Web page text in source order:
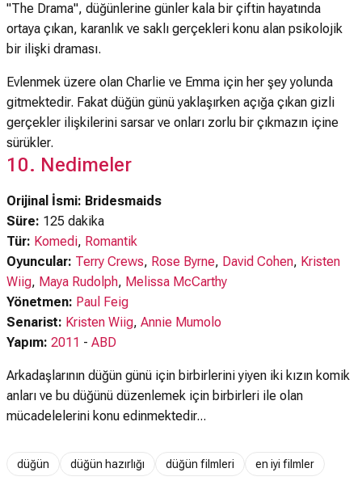
"The Drama", düğünlerine günler kala bir çiftin hayatında
ortaya çıkan, karanlık ve saklı gerçekleri konu alan psikolojik
bir ilişki draması.
Evlenmek üzere olan Charlie ve Emma için her şey yolunda
gitmektedir. Fakat düğün günü yaklaşırken açığa çıkan gizli
gerçekler ilişkilerini sarsar ve onları zorlu bir çıkmazın içine
sürükler.
10. Nedimeler
Orijinal İsmi: Bridesmaids
Süre: 125 dakika
Tür: Komedi, Romantik
Oyuncular: Terry Crews, Rose Byrne, David Cohen, Kristen
Wiig, Maya Rudolph, Melissa McCarthy
Yönetmen: Paul Feig
Senarist: Kristen Wiig, Annie Mumolo
Yapım: 2011 - ABD
Arkadaşlarının düğün günü için birbirlerini yiyen iki kızın komik
anları ve bu düğünü düzenlemek için birbirleri ile olan
mücadelelerini konu edinmektedir...
düğün düğün hazırlığı düğün filmleri en iyi filmler